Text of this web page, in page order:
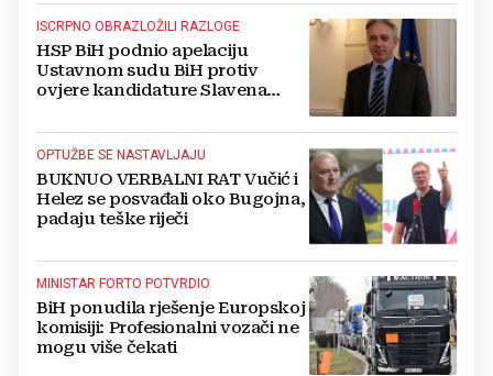
ISCRPNO OBRAZLOŽILI RAZLOGE
HSP BiH podnio apelaciju
Ustavnom sudu BiH protiv
ovjere kandidature Slavena
OPTUŽBE SE NASTAVLJAJU
BUKNUO VERBALNI RAT Vučić i
Helez se posvađali oko Bugojna,
padaju teške riječi
MINISTAR FORTO POTVRDIO
BiH ponudila rješenje Europskoj
komisiji: Profesionalni vozači ne
mogu više čekati